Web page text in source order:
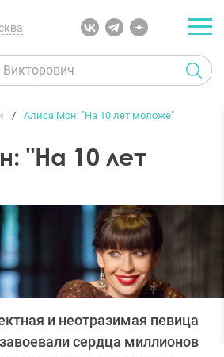
Алиса Мон: "На 10 лет моложе"
"На 10 лет
и неотразимая певица
сердца миллионов